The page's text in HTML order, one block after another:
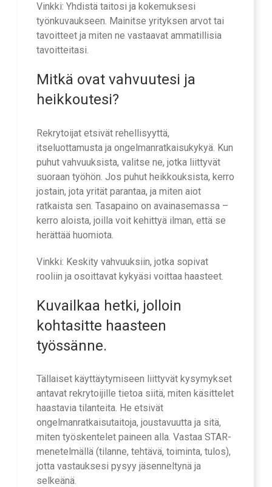
Vinkki: Yhdistä taitosi ja kokemuksesi
työnkuvaukseen. Mainitse yrityksen arvot tai
tavoitteet ja miten ne vastaavat ammatillisia
tavoitteitasi.
Mitkä ovat vahvuutesi ja
heikkoutesi?
Rekrytoijat etsivät rehellisyyttä,
itseluottamusta ja ongelmanratkaisukykyä. Kun
puhut vahvuuksista, valitse ne, jotka liittyvät
suoraan työhön. Jos puhut heikkouksista, kerro
jostain, jota yrität parantaa, ja miten aiot
ratkaista sen. Tasapaino on avainasemassa –
kerro aloista, joilla voit kehittyä ilman, että se
herättää huomiota.
Vinkki: Keskity vahvuuksiin, jotka sopivat
rooliin ja osoittavat kykyäsi voittaa haasteet.
Kuvailkaa hetki, jolloin
kohtasitte haasteen
työssänne.
Tällaiset käyttäytymiseen liittyvät kysymykset
antavat rekrytoijille tietoa siitä, miten käsittelet
haastavia tilanteita. He etsivät
ongelmanratkaisutaitoja, joustavuutta ja sitä,
miten työskentelet paineen alla. Vastaa STAR-
menetelmällä (tilanne, tehtävä, toiminta, tulos),
jotta vastauksesi pysyy jäsenneltynä ja
selkeänä.